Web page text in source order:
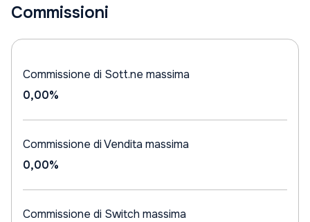
Commissioni
Commissione di Sott.ne massima
0,00%
Commissione di Vendita massima
0,00%
Commissione di Switch massima